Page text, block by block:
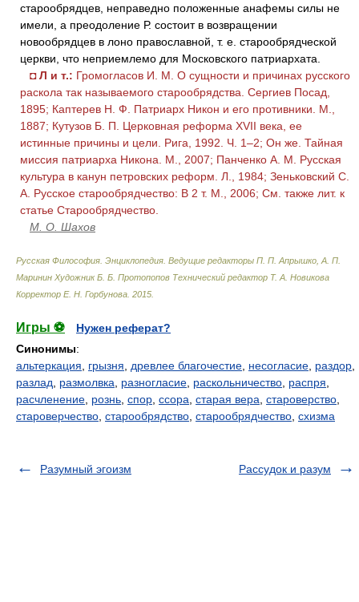
старообрядцев, неправедно положенные анафемы силы не
имели, а преодоление Р. состоит в возвращении
новообрядцев в лоно православной, т. е. старообрядческой
церкви, что неприемлемо для Московского патриархата.
◘Л и т.: Громогласов И. М. О сущности и причинах русского
раскола так называемого старообрядства. Сергиев Посад,
1895; Каптерев Н. Ф. Патриарх Никон и его противники. М.,
1887; Кутузов Б. П. Церковная реформа XVII века, ее
истинные причины и цели. Рига, 1992. Ч. 1–2; Он же. Тайная
миссия патриарха Никона. М., 2007; Панченко А. М. Русская
культура в канун петровских реформ. Л., 1984; Зеньковский С.
А. Русское старообрядчество: В 2 т. М., 2006; См. также лит. к
статье Старообрядчество.
М. О. Шахов
Русская Философия. Энциклопедия Ведущие редакторы П. П. Апрышко, А. П.
Маринин Художник Б. Б. Протопопов Технический редактор Т. А. Новикова
Корректор Е. Н. Горбунова 2015
Игры ⚽
Нужен реферат?
Синонимы:
альтеркация
грызня древлее благочестие несогласие раздор
разлад
размолвка разногласие раскольничество распря
расчленение рознь спор ссора старая вера староверство
староверчество старообрядство старообрядчество схизма
Разумный эгоизм Рассудок и разум